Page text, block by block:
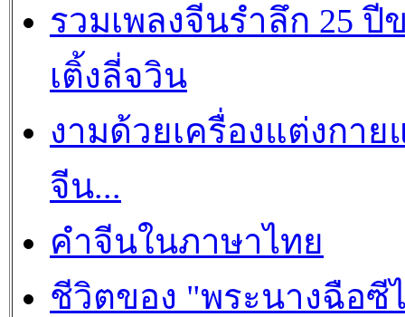
รวมเพลงจีนรำลึก 25 ปี
เติ้งลี่จวิน
งามด้วยเครื่องแต่งกาย
จีน...
คำจีนในภาษาไทย
ชีวิตของ "พระนางฉือซี